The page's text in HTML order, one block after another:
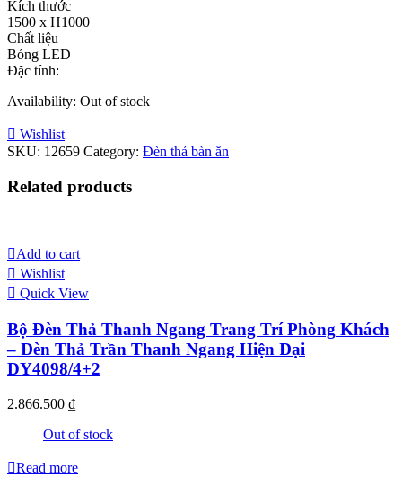
Kích thước
1500 x H1000
Chất liệu
Bóng LED
Đặc tính:
Availability: Out of stock
Wishlist
SKU: 12659 Category: Đèn thả bàn ăn
Related products
Add to cart
Wishlist
Quick View
Bộ Đèn Thả Thanh Ngang Trang Trí Phòng Khách
– Đèn Thả Trần Thanh Ngang Hiện Đại
DY4098/4+2
2.866.500 ₫
Out of stock
Read more